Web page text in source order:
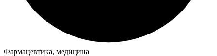
Фармацевтика, медицина